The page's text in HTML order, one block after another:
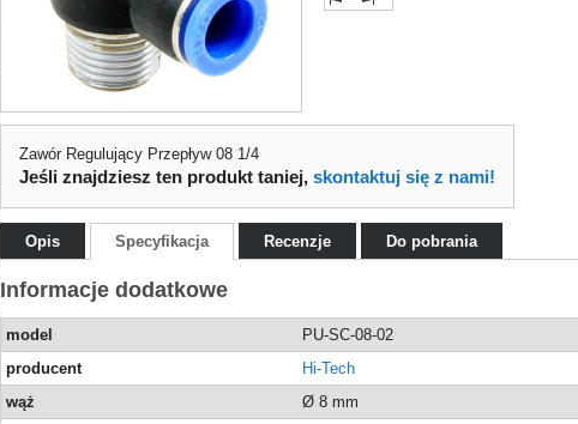
Zawór Regulujący Przepływ 08 1/4
Jeśli znajdziesz ten produkt taniej,skontaktuj się z nami!
Opis Specyfikacja Recenzje Do pobrania
Informacje dodatkowe
model
PU-SC-08-02
producent
Hi-Tech
wąż
Ø 8 mm